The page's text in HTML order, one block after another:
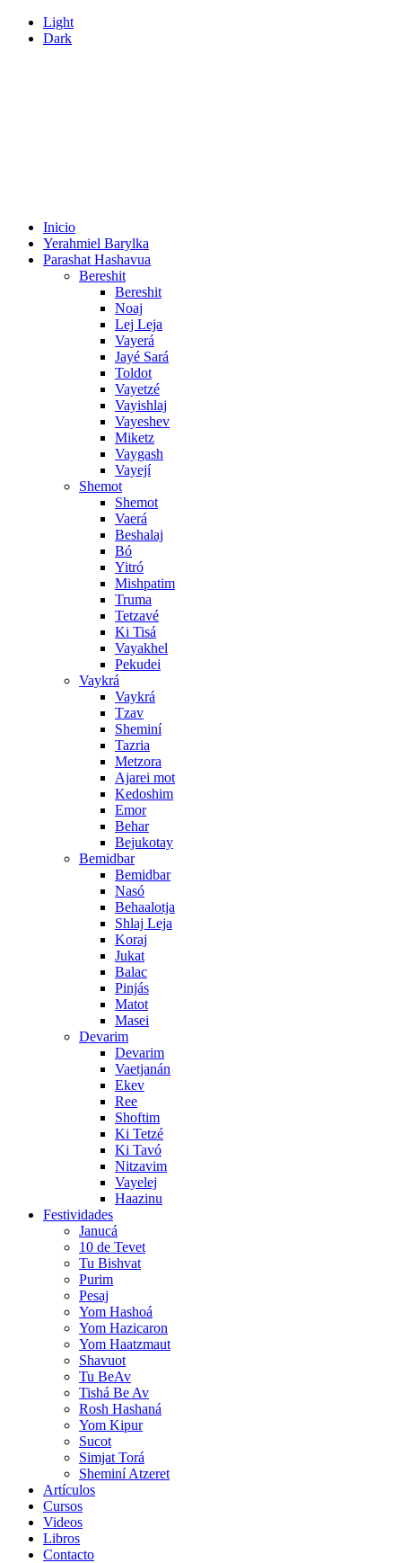
Light
Dark
Inicio
Yerahmiel Barylka
Parashat Hashavua
Bereshit
Bereshit
Noaj
Lej Leja
Vayerá
Jayé Sará
Toldot
Vayetzé
Vayishlaj
Vayeshev
Miketz
Vaygash
Vayejí
Shemot
Shemot
Vaerá
Beshalaj
Bó
Yitró
Mishpatim
Truma
Tetzavé
Ki Tisá
Vayakhel
Pekudei
Vaykrá
Vaykrá
Tzav
Sheminí
Tazria
Metzora
Ajarei mot
Kedoshim
Emor
Behar
Bejukotay
Bemidbar
Bemidbar
Nasó
Behaalotja
Shlaj Leja
Koraj
Jukat
Balac
Pinjás
Matot
Masei
Devarim
Devarim
Vaetjanán
Ekev
Ree
Shoftim
Ki Tetzé
Ki Tavó
Nitzavim
Vayelej
Haazinu
Festividades
Janucá
10 de Tevet
Tu Bishvat
Purim
Pesaj
Yom Hashoá
Yom Hazicaron
Yom Haatzmaut
Shavuot
Tu BeAv
Tishá Be Av
Rosh Hashaná
Yom Kipur
Sucot
Simjat Torá
Sheminí Atzeret
Artículos
Cursos
Videos
Libros
Contacto